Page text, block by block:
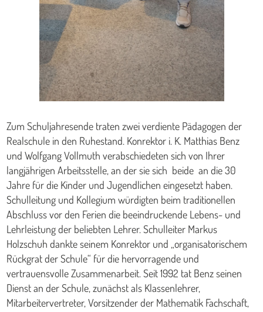
Zum Schuljahresende traten zwei verdiente Pädagogen der
Realschule in den Ruhestand. Konrektor i. K. Matthias Benz
und Wolfgang Vollmuth verabschiedeten sich von Ihrer
langjährigen Arbeitsstelle, an der sie sich beide an die 30
Jahre für die Kinder und Jugendlichen eingesetzt haben.
Schulleitung und Kollegium würdigten beim traditionellen
Abschluss vor den Ferien die beeindruckende Lebens- und
Lehrleistung der beliebten Lehrer. Schulleiter Markus
Holzschuh dankte seinem Konrektor und „organisatorischem
Rückgrat der Schule“ für die hervorragende und
vertrauensvolle Zusammenarbeit. Seit 1992 tat Benz seinen
Dienst an der Schule, zunächst als Klassenlehrer,
Mitarbeitervertreter, Vorsitzender der Mathematik Fachschaft,